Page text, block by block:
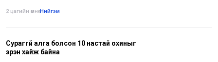
2 цагийн өмнө•Нийгэм
Сураггүй алга болсон 10 настай охиныг
эрэн хайж байна